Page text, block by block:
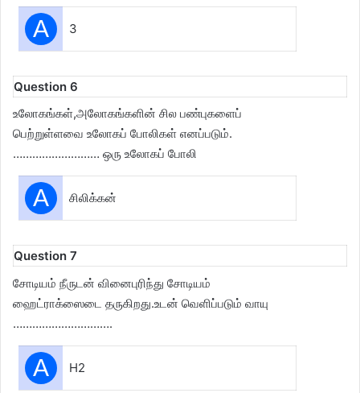
A 3
Question 6
உலோகங்கள்,அலோகங்களின் சில பண்புகளைப்
பெற்றுள்ளவை உலோகப் போலிகள் எனப்படும்.
……………………… ஒரு உலோகப் போலி
A சிலிக்கன்
Question 7
சோடியம் நீருடன் வினைபுரிந்து சோடியம்
ஹைட்ராக்ஸைடை தருகிறது.உடன் வெளிப்படும் வாயு
………………………….
A H2